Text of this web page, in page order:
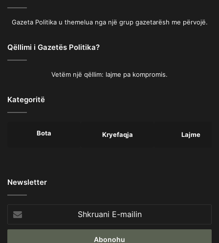
Gazeta Politika u themelua nga një grup gazetarësh me përvojë.
Qëllimi i Gazetës Politika?
Vetëm një qëllim: lajme pa kompromis.
Kategoritë
Bota Kryefaqja Lajme
Newsletter
E-
mailin